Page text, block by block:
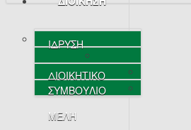
ΙΔΡΥΣΗ
ΔΙΟΙΚΗΤΙΚΟ
ΣΥΜΒΟΥΛΙΟ
ΜΕΛΗ